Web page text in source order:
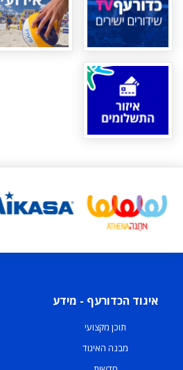
איגוד הכדורעף - מידע
תוכן מקצועי
מבנה האיגוד